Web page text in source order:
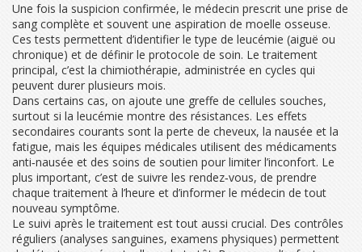
Une fois la suspicion confirmée, le médecin prescrit une prise de
sang complète et souvent une aspiration de moelle osseuse.
Ces tests permettent d’identifier le type de leucémie (aiguë ou
chronique) et de définir le protocole de soin. Le traitement
principal, c’est la chimiothérapie, administrée en cycles qui
peuvent durer plusieurs mois.
Dans certains cas, on ajoute une greffe de cellules souches,
surtout si la leucémie montre des résistances. Les effets
secondaires courants sont la perte de cheveux, la nausée et la
fatigue, mais les équipes médicales utilisent des médicaments
anti‑nausée et des soins de soutien pour limiter l’inconfort. Le
plus important, c’est de suivre les rendez‑vous, de prendre
chaque traitement à l’heure et d’informer le médecin de tout
nouveau symptôme.
Le suivi après le traitement est tout aussi crucial. Des contrôles
réguliers (analyses sanguines, examens physiques) permettent